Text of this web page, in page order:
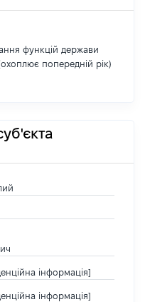
функцій держави
попередній рік)
інформація]
інформація]